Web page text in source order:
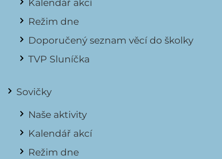
Kalendář akcí
Režim dne
Doporučený seznam věcí do školky
TVP Sluníčka
Sovičky
Naše aktivity
Kalendář akcí
Režim dne